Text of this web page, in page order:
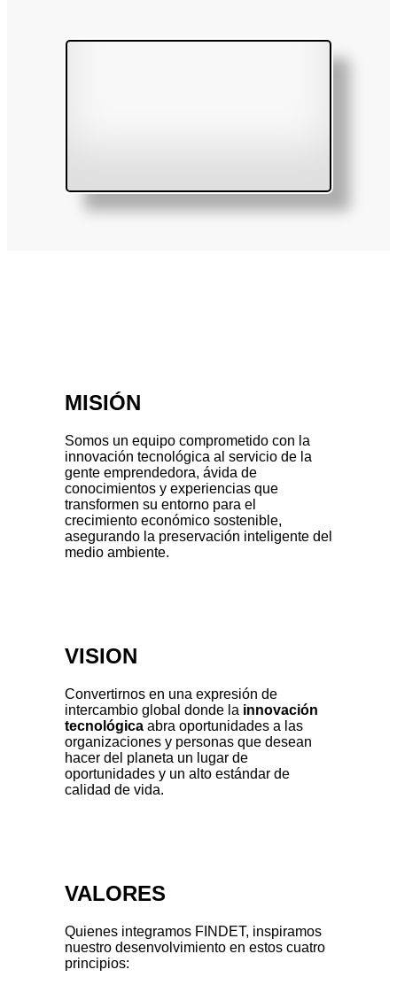
MISIÓN
Somos un equipo comprometido con la
innovación tecnológica al servicio de la
gente emprendedora, ávida de
conocimientos y experiencias que
transformen su entorno para el
crecimiento económico sostenible,
asegurando la preservación inteligente del
medio ambiente.
VISION
Convertirnos en una expresión de
intercambio global donde la innovación
tecnológica abra oportunidades a las
organizaciones y personas que desean
hacer del planeta un lugar de
oportunidades y un alto estándar de
calidad de vida.
VALORES
Quienes integramos FINDET, inspiramos
nuestro desenvolvimiento en estos cuatro
principios: